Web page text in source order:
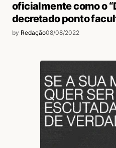
oficialmente como o
decretado ponto
by Redação08/08/2022